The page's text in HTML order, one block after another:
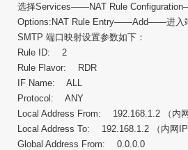
选择Services——NAT Rule
Options:NAT Rule Entry——Add——进入
SMTP 端口映射设置参数如下：
Rule ID: 2
Rule Flavor: RDR
IF Name: ALL
Protocol: ANY
Local Address From: 192.168.1.2 （内网
Local Address To: 192.168.1.2 （内网IP
Global Address From: 0.0.0.0